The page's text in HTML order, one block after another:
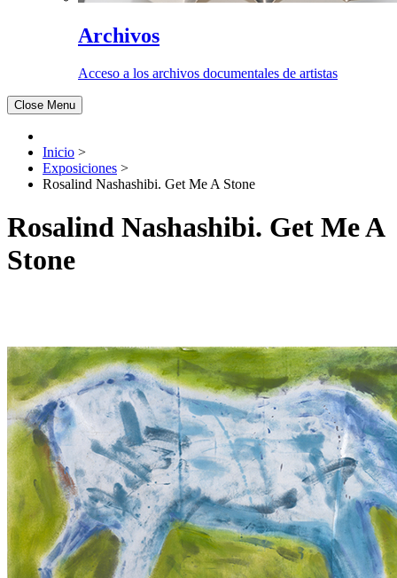
Archivos
Acceso a los archivos documentales de artistas
Close Menu
Inicio >
Exposiciones >
Rosalind Nashashibi. Get Me A Stone
Rosalind Nashashibi. Get Me A
Stone